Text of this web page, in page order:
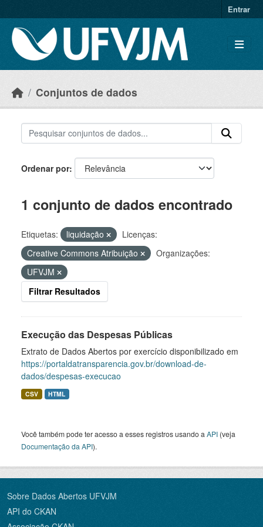
Entrar
Conjuntos de dados
Ordenar por
1 conjunto de dados encontrado
Etiquetas: liquidação
Licenças:
Creative Commons Atribuição
Organizações:
UFVJM
Filtrar Resultados
Execução das Despesas Públicas
Extrato de Dados Abertos por exercício disponibilizado em
https://portaldatransparencia.gov.br/download-de-
dados/despesas-execucao
CSV HTML
Você também pode ter acesso a esses registros usando a API (veja
Documentação da API).
Sobre Dados Abertos UFVJM
API do CKAN